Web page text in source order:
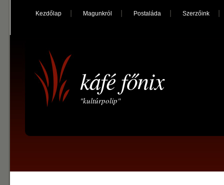
Kezdőlap Magunkról Postaláda Szerzőink
káfé főnix
"kultúrpolip"